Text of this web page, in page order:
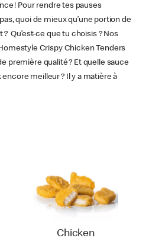
! Pour rendre tes pauses
quoi de mieux qu’une portion de
Qu’est-ce que tu choisis ? Nos
Crispy Chicken Tenders
première qualité ? Et quelle sauce
meilleur ? Il y a matière à
Chicken